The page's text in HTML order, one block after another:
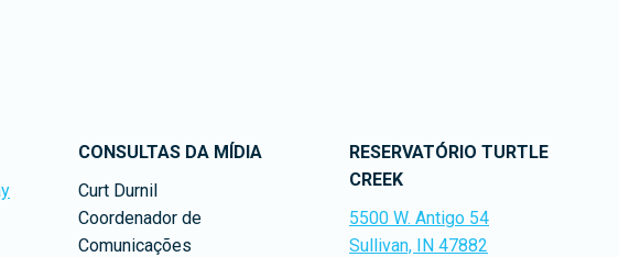
CONSULTAS DA MÍDIA
Curt Durnil
Coordenador de
Comunicações
RESERVATÓRIO TURTLE
CREEK
5500 W. Antigo 54
Sullivan, IN 47882